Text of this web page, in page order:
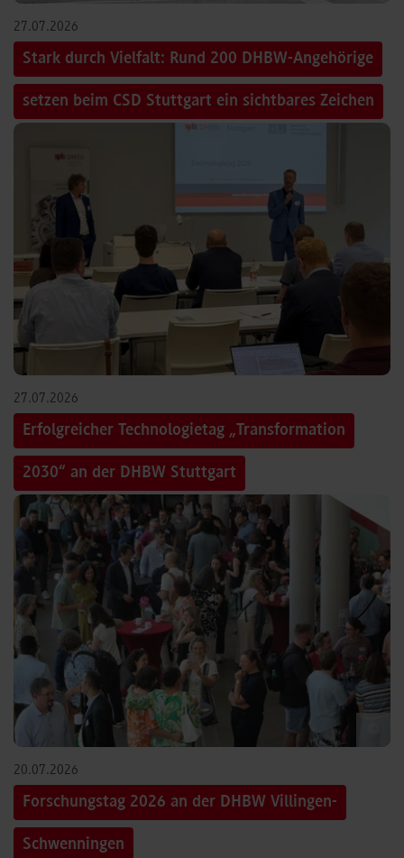
27.07.2026
Stark durch Vielfalt: Rund 200 DHBW-Angehörige
setzen beim CSD Stuttgart ein sichtbares Zeichen
27.07.2026
Erfolgreicher Technologietag „Transformation
2030“ an der DHBW Stuttgart
20.07.2026
Forschungstag 2026 an der DHBW Villingen-
Schwenningen